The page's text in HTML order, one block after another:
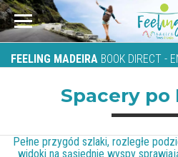
FEELING MADEIRA BOOK DIRECT -
Spacery po
Pełne przygód szlaki, rozległe
widoki na sąsiednie wyspy